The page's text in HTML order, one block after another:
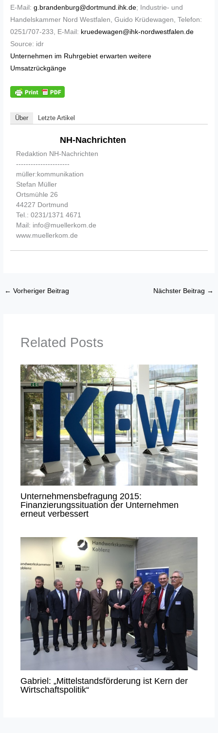
E-Mail:g.brandenburg@dortmund.ihk.de; Industrie- und
Handelskammer Nord Westfalen, Guido Krüdewagen, Telefon:
0251/707-233, E-Mail: kruedewagen@ihk-nordwestfalen.de
Source: idr
Unternehmen im Ruhrgebiet erwarten weitere
Umsatzrückgänge
Über Letzte Artikel
NH-Nachrichten
Redaktion NH-Nachrichten
----------------------
müller:kommunikation
Stefan Müller
Ortsmühle 26
44227 Dortmund
Tel.: 0231/1371 4671
Mail: info@muellerkom.de
www.muellerkom.de
← Vorheriger Beitrag Nächster Beitrag →
Related Posts
Unternehmensbefragung 2015:
Finanzierungssituation der Unternehmen
erneut verbessert
Gabriel: „Mittelstandsförderung ist Kern der
Wirtschaftspolitik“